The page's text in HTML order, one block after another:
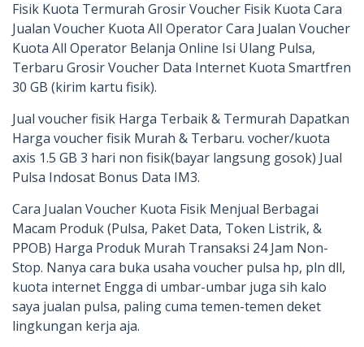
Fisik Kuota Termurah Grosir Voucher Fisik Kuota Cara
Jualan Voucher Kuota All Operator Cara Jualan Voucher
Kuota All Operator Belanja Online Isi Ulang Pulsa,
Terbaru Grosir Voucher Data Internet Kuota Smartfren
30 GB (kirim kartu fisik).
Jual voucher fisik Harga Terbaik & Termurah Dapatkan
Harga voucher fisik Murah & Terbaru. vocher/kuota
axis 1.5 GB 3 hari non fisik(bayar langsung gosok) Jual
Pulsa Indosat Bonus Data IM3.
Cara Jualan Voucher Kuota Fisik Menjual Berbagai
Macam Produk (Pulsa, Paket Data, Token Listrik, &
PPOB) Harga Produk Murah Transaksi 24 Jam Non-
Stop. Nanya cara buka usaha voucher pulsa hp, pln dll,
kuota internet Engga di umbar-umbar juga sih kalo
saya jualan pulsa, paling cuma temen-temen deket
lingkungan kerja aja.